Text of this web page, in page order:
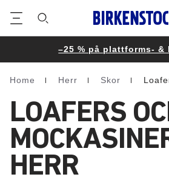
–25 % på plattforms- &
Homepage
Home Herr Skor
LOAFERS
HERR